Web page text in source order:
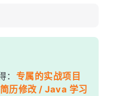
： 专属的实战项目
历修改 / Java 学习